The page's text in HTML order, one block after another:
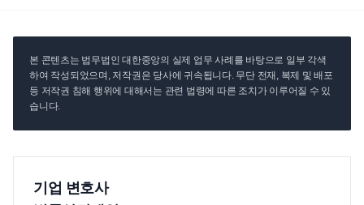
본 콘텐츠는 법무법인 대한중앙의 실제 업무 사례를 바탕으로 일부 각색
하여 작성되었으며, 저작권은 당사에 귀속됩니다. 무단 전재, 복제 및 배포
등 저작권 침해 행위에 대해서는 관련 법령에 따른 조치가 이루어질 수 있
습니다.
기업 변호사